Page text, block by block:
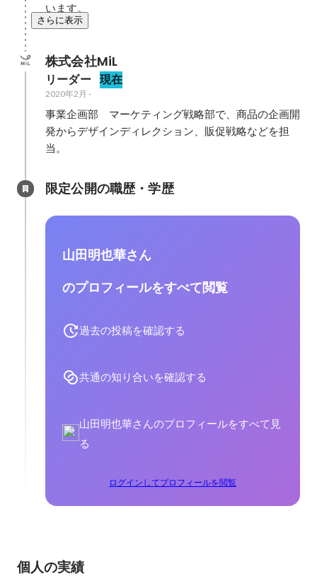
います。
さらに表示
株式会社MiL
リーダー 現在
2020年2月 -
事業企画部　マーケティング戦略部で、商品の企画開
発からデザインディレクション、販促戦略などを担
限定公開の職歴・学歴
山田明也華さん
のプロフィールをすべて閲覧
過去の投稿を確認する
共通の知り合いを確認する
山田明也華さんのプロフィールをすべて見
る
ログインしてプロフィールを閲覧
個人の実績